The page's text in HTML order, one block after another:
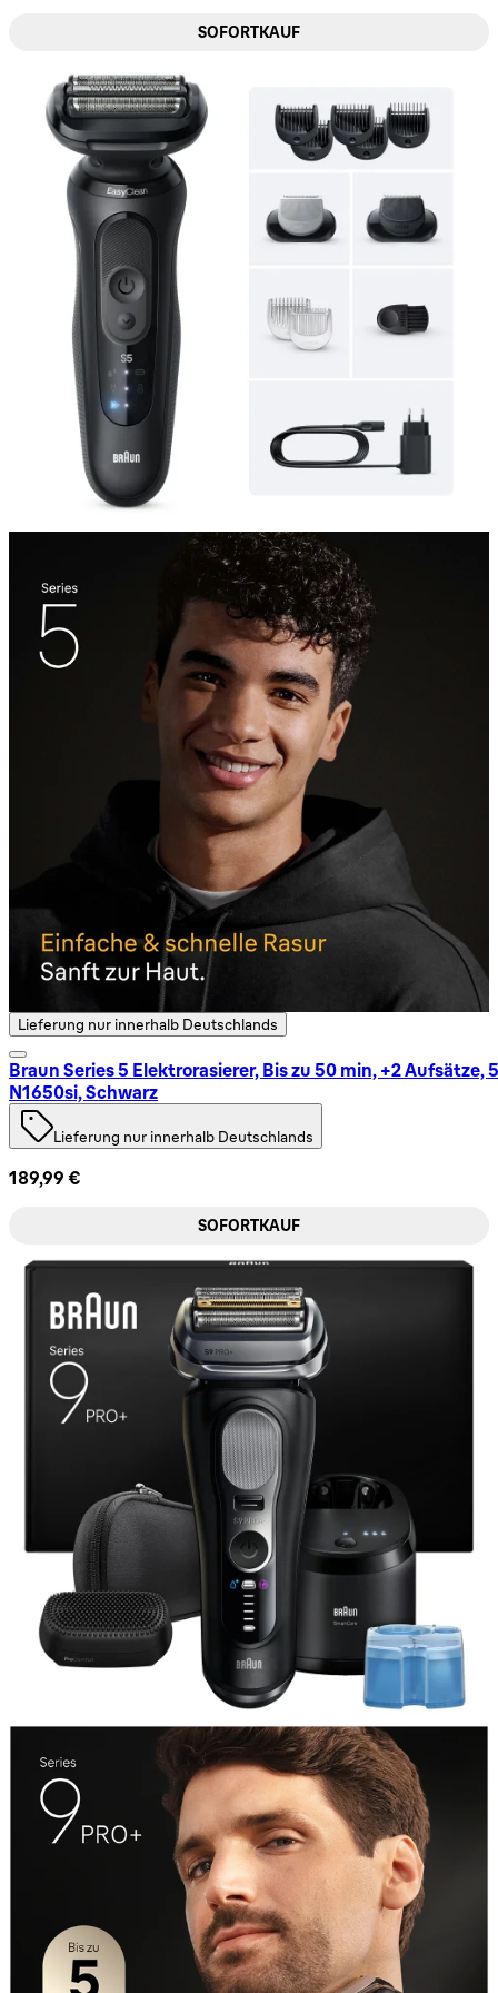
SOFORTKAUF
Lieferung nur innerhalb Deutschlands
Braun Series 5 Elektrorasierer, Bis zu 50 min, +2 Aufsätze,
N1650si, Schwarz
Lieferung nur innerhalb Deutschlands
189,99 €
SOFORTKAUF